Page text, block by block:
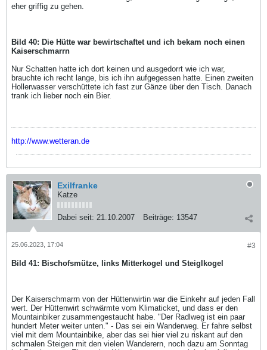
eher griffig zu gehen.
Bild 40: Die Hütte war bewirtschaftet und ich bekam noch einen
Kaiserschmarrn
Nur Schatten hatte ich dort keinen und ausgedorrt wie ich war,
brauchte ich recht lange, bis ich ihn aufgegessen hatte. Einen zweiten
Hollerwasser verschüttete ich fast zur Gänze über den Tisch. Danach
trank ich lieber noch ein Bier.
http://www.wetteran.de
Exilfranke
Katze
Dabei seit: 21.10.2007 Beiträge: 13547
#3
25.06.2023, 17:04
Bild 41: Bischofsmütze, links Mitterkogel und Steiglkogel
Der Kaiserschmarrn von der Hüttenwirtin war die Einkehr auf jeden Fall
wert. Der Hüttenwirt schwärmte vom Klimaticket, und dass er den
Mountainbiker zusammengestaucht habe. "Der Radlweg ist ein paar
hundert Meter weiter unten." - Das sei ein Wanderweg. Er fahre selbst
viel mit dem Mountainbike, aber das sei hier viel zu riskant auf den
schmalen Steigen mit den vielen Wanderern, noch dazu am Sonntag